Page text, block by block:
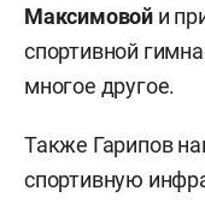
Максимовой и
спортивной
многое другое.
Также Гарипов
спортивную